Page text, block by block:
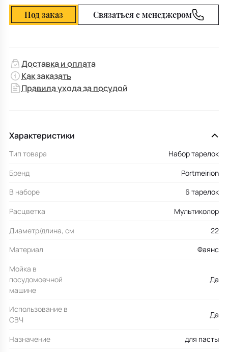
Под заказ Связаться с менеджером
Доставка и оплата
Как заказать
Правила ухода за посудой
Характеристики
Тип товара
Набор тарелок
Бренд
Portmeirion
В наборе
6 тарелок
Расцветка
Мультиколор
Диаметр/длина, см
22
Материал
Фаянс
Мойка в
посудомоечной
машине
Да
Использование в
СВЧ
Да
Назначение
для пасты